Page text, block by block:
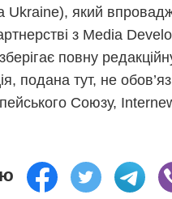
Ukraine), який
з Media
повну
подана тут, не
Союзу,